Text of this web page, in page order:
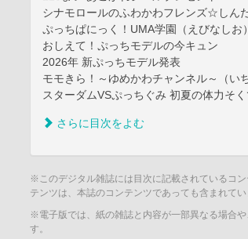
シナモロールのふわかわフレンズ☆しん
ぷっちぱにっく！UMA学園（えびなしお）
おしえて！ぷっちモデルの今キュン
2026年 新ぷっちモデル発表
モモきら！～ゆめかわチャンネル～（い
スターダムVSぷっちぐみ 初夏の体力そ
さらに目次をよむ
※このデジタル雑誌には目次に記載されているコ
テンツは、本誌のコンテンツであっても含まれてい
※電子版では、紙の雑誌と内容が一部異なる場合
す。